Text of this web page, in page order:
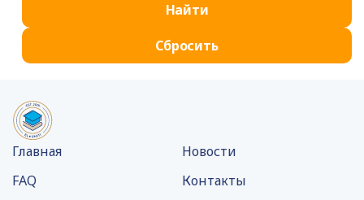
Найти
Сбросить
Главная
Новости
FAQ
Контакты